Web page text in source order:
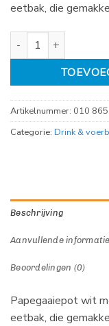
eetbak, die
papegaaiepot wit
Artikelnummer: 010
Categorie: Drink &
Beschrijving
Aanvullende informatie
Beoordelingen (0)
Papegaaiepot wit
eetbak, die